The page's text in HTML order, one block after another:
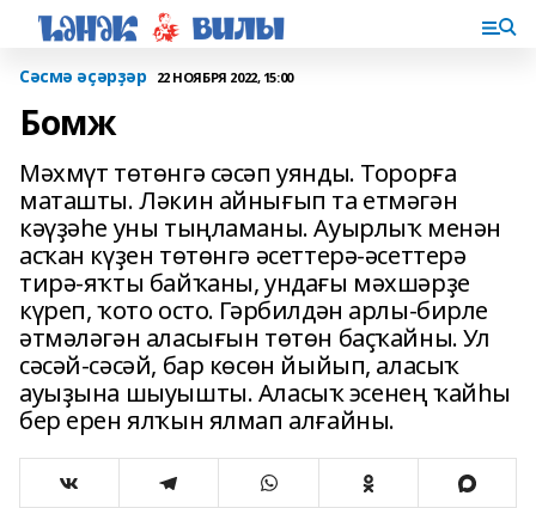
Сәсмә әҫәрҙәр 22 НОЯБРЯ 2022, 15:00
Бомж
Мәхмүт төтөнгә сәсәп уянды. Торорға
маташты. Ләкин айнығып та етмәгән
кәүҙәһе уны тыңламаны. Ауырлыҡ менән
асҡан күҙен төтөнгә әсеттерә-әсеттерә
тирә-яҡты байҡаны, ундағы мәхшәрҙе
күреп, ҡото осто. Гәрбилдән арлы-бирле
әтмәләгән аласығын төтөн баҫҡайны. Ул
сәсәй-сәсәй, бар көсөн йыйып, аласыҡ
ауыҙына шыуышты. Аласыҡ эсенең ҡайһы
бер ерен ялҡын ялмап алғайны.